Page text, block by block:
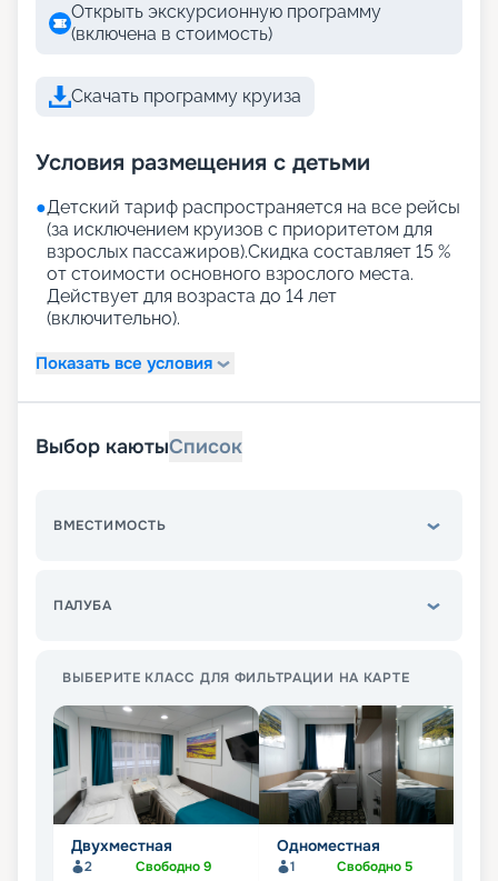
Открыть экскурсионную программу
(включена в стоимость)
Скачать программу круиза
Условия размещения с детьми
●Детский тариф распространяется на все рейсы
(за исключением круизов с приоритетом для
взрослых пассажиров).Скидка составляет 15 %
от стоимости основного взрослого места.
Действует для возраста до 14 лет
(включительно).
Показать все условия
Выбор каютыСписок
ВМЕСТИМОСТЬ
ПАЛУБА
ВЫБЕРИТЕ КЛАСС ДЛЯ ФИЛЬТРАЦИИ НА КАРТЕ
Двухместная
2 Свободно9
Одноместная
1 Свободно5